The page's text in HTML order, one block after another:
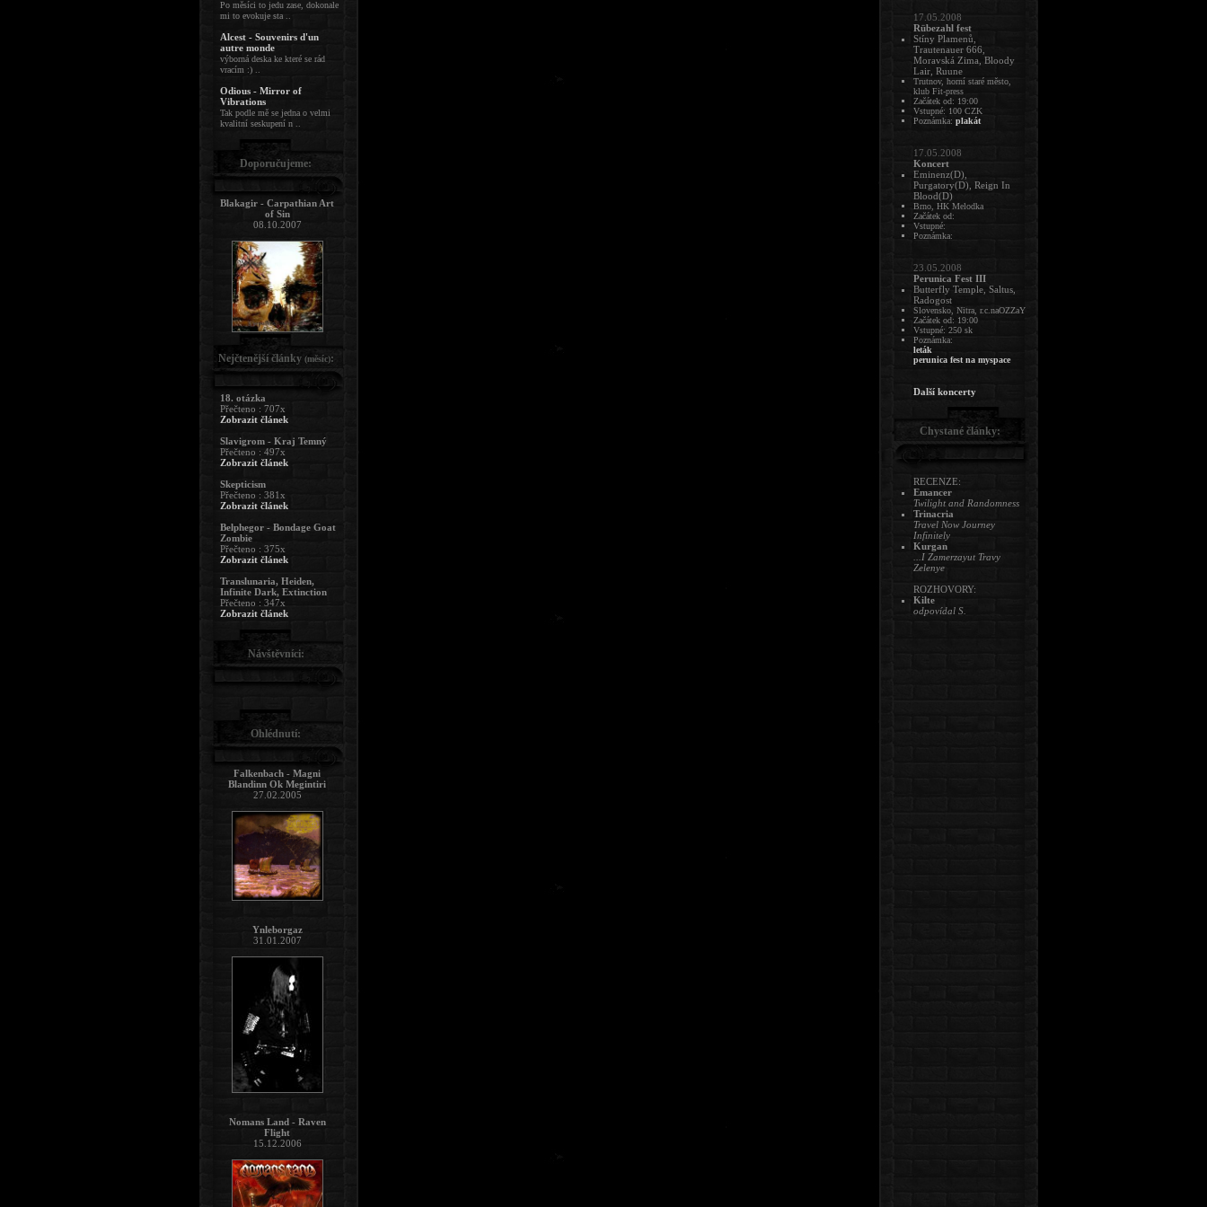
Po měsíci to jedu zase, dokonale
mi to evokuje sta ..
Alcest - Souvenirs d'un
autre monde
výborná deska ke které se rád
vracím :) ..
Odious - Mirror of
Vibrations
Tak podle mě se jedna o velmi
kvalitní seskupení n ..
Doporučujeme:
Blakagir - Carpathian Art
of Sin
08.10.2007
Nejčtenější články (měsíc):
18. otázka
Přečteno : 707x
Zobrazit článek
Slavigrom - Kraj Temný
Přečteno : 497x
Zobrazit článek
Skepticism
Přečteno : 381x
Zobrazit článek
Belphegor - Bondage Goat
Zombie
Přečteno : 375x
Zobrazit článek
Translunaria, Heiden,
Infinite Dark, Extinction
Přečteno : 347x
Zobrazit článek
Návštěvníci:
Ohlédnutí:
Falkenbach - Magni
Blandinn Ok Megintiri
27.02.2005
Ynleborgaz
31.01.2007
Nomans Land - Raven
Flight
15.12.2006
17.05.2008
Rübezahl fest
Stíny Plamenů,
Trautenauer 666,
Moravská Zima, Bloody
Lair, Ruune
Trutnov, horní staré město,
klub Fit-press
Začátek od: 19:00
Vstupné: 100 CZK
Poznámka: plakát
17.05.2008
Koncert
Eminenz(D),
Purgatory(D), Reign In
Blood(D)
Brno, HK Melodka
Začátek od:
Vstupné:
Poznámka:
23.05.2008
Perunica Fest III
Butterfly Temple, Saltus,
Radogost
Slovensko, Nitra, r.c.naOZZaY
Začátek od: 19:00
Vstupné: 250 sk
Poznámka:
leták
perunica fest na myspace
Další koncerty
Chystané články:
RECENZE:
Emancer
Twilight and Randomness
Trinacria
Travel Now Journey
Infinitely
Kurgan
...I Zamerzayut Travy
Zelenye
ROZHOVORY:
Kilte
odpovídal S.